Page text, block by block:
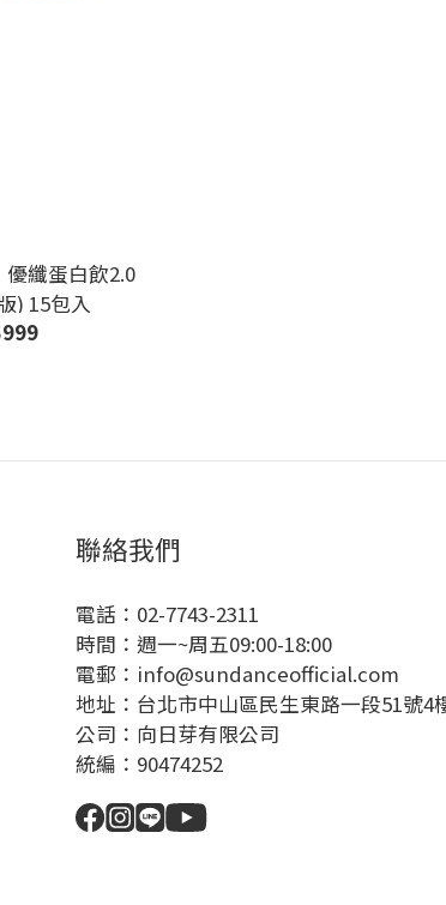
纖蛋白飲2.0
) 15包入
聯絡我們
電話：02-7743-2311
時間：週一~周五09:00-18:00
電郵：info@sundanceofficial.com
地址：台北市中山區民生東路一段51號4
公司：向日芽有限公司
統編：90474252